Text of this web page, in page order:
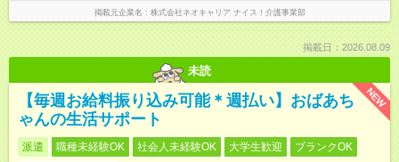
掲載元企業名 株式会社ネオキャリア ナイス！介護事業部
掲載日：2026.08.09
未読
NEW
【毎週お給料振り込み可能＊週払い】おばあち
ゃんの生活サポート
派遣 職種未経験OK 社会人未経験OK 大学生歓迎
ブランクOK